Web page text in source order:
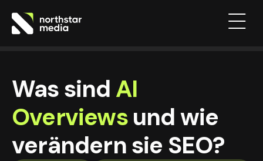
Was sind AI
Overviewsund wie
verändern sie SEO?